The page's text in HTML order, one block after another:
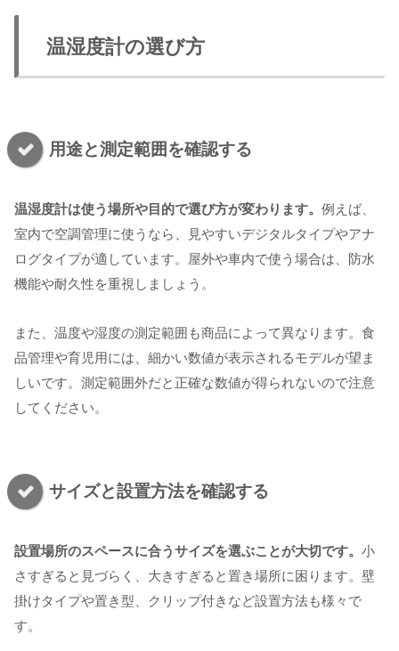
温湿度計の選び方
用途と測定範囲を確認する
温湿度計は使う場所や目的で選び方が変わります。 例えば、
室内で空調管理に使うなら、見やすいデジタルタイプやアナ
ログタイプが適しています。屋外や車内で使う場合は、防水
機能や耐久性を重視しましょう。
また、温度や湿度の測定範囲も商品によって異なります。食
品管理や育児用には、細かい数値が表示されるモデルが望ま
しいです。測定範囲外だと正確な数値が得られないので注意
してください。
サイズと設置方法を確認する
設置場所のスペースに合うサイズを選ぶことが大切です。 小
さすぎると見づらく、大きすぎると置き場所に困ります。壁
掛けタイプや置き型、クリップ付きなど設置方法も様々で
す。